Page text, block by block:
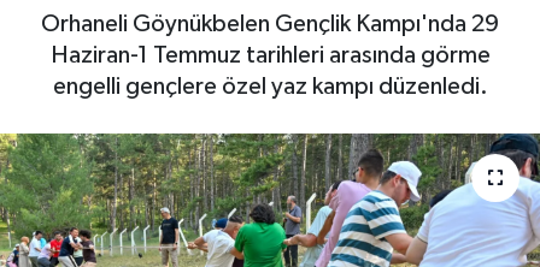
Orhaneli Göynükbelen Gençlik Kampı'nda 29
Haziran-1 Temmuz tarihleri arasında görme
engelli gençlere özel yaz kampı düzenledi.
Genel